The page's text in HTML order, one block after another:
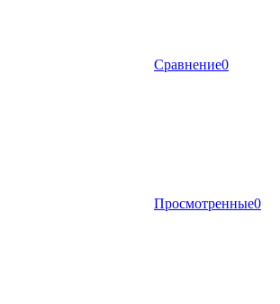
Сравнение0
Просмотренные0